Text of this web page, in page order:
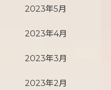
2023年5月
2023年4月
2023年3月
2023年2月